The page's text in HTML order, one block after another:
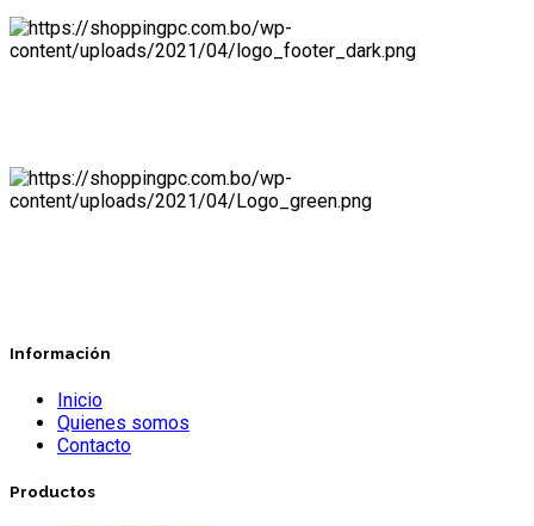
Información
Inicio
Quienes somos
Contacto
Productos